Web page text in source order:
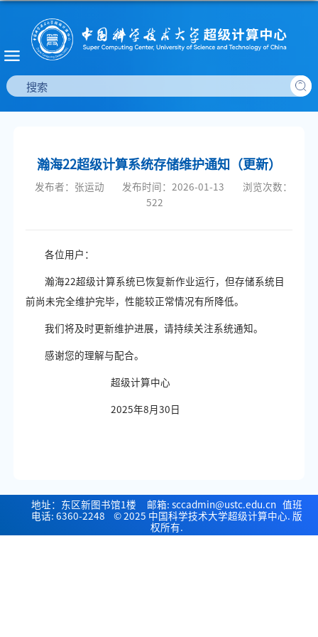
瀚海22超级计算系统存储维护通知（更新）
发布者：张运动 发布时间：2026-01-13
浏览次数：
522
各位用户：
瀚海22超级计算系统已恢复新作业运行，但存储系统目
前尚未完全维护完毕，性能较正常情况有所降低。
我们将及时更新维护进展，请持续关注系统通知。
感谢您的理解与配合。
超级计算中心
2025年8月30日
地址：东区新图书馆1楼 邮箱: sccadmin@ustc.edu.cn 值班
电话: 6360-2248 © 2025 中国科学技术大学超级计算中心. 版
权所有.